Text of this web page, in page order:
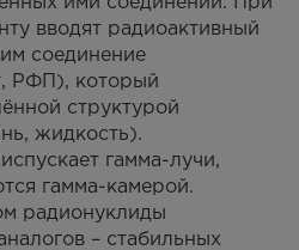
вводят радиоактивный
соединение
РФП), который
структурой
жидкость).
гамма-лучи,
гамма-камерой.
радионуклиды
– стабильных